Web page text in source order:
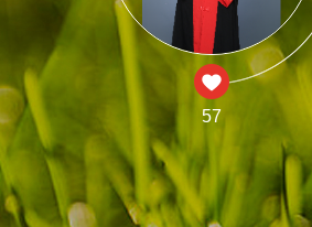
57